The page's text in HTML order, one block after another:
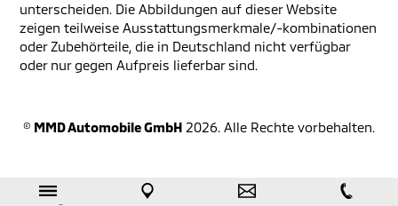
unterscheiden. Die Abbildungen auf dieser Website
zeigen teilweise Ausstattungsmerkmale/-kombinationen
oder Zubehörteile, die in Deutschland nicht verfügbar
oder nur gegen Aufpreis lieferbar sind.
© MMD Automobile GmbH 2026. Alle Rechte vorbehalten.